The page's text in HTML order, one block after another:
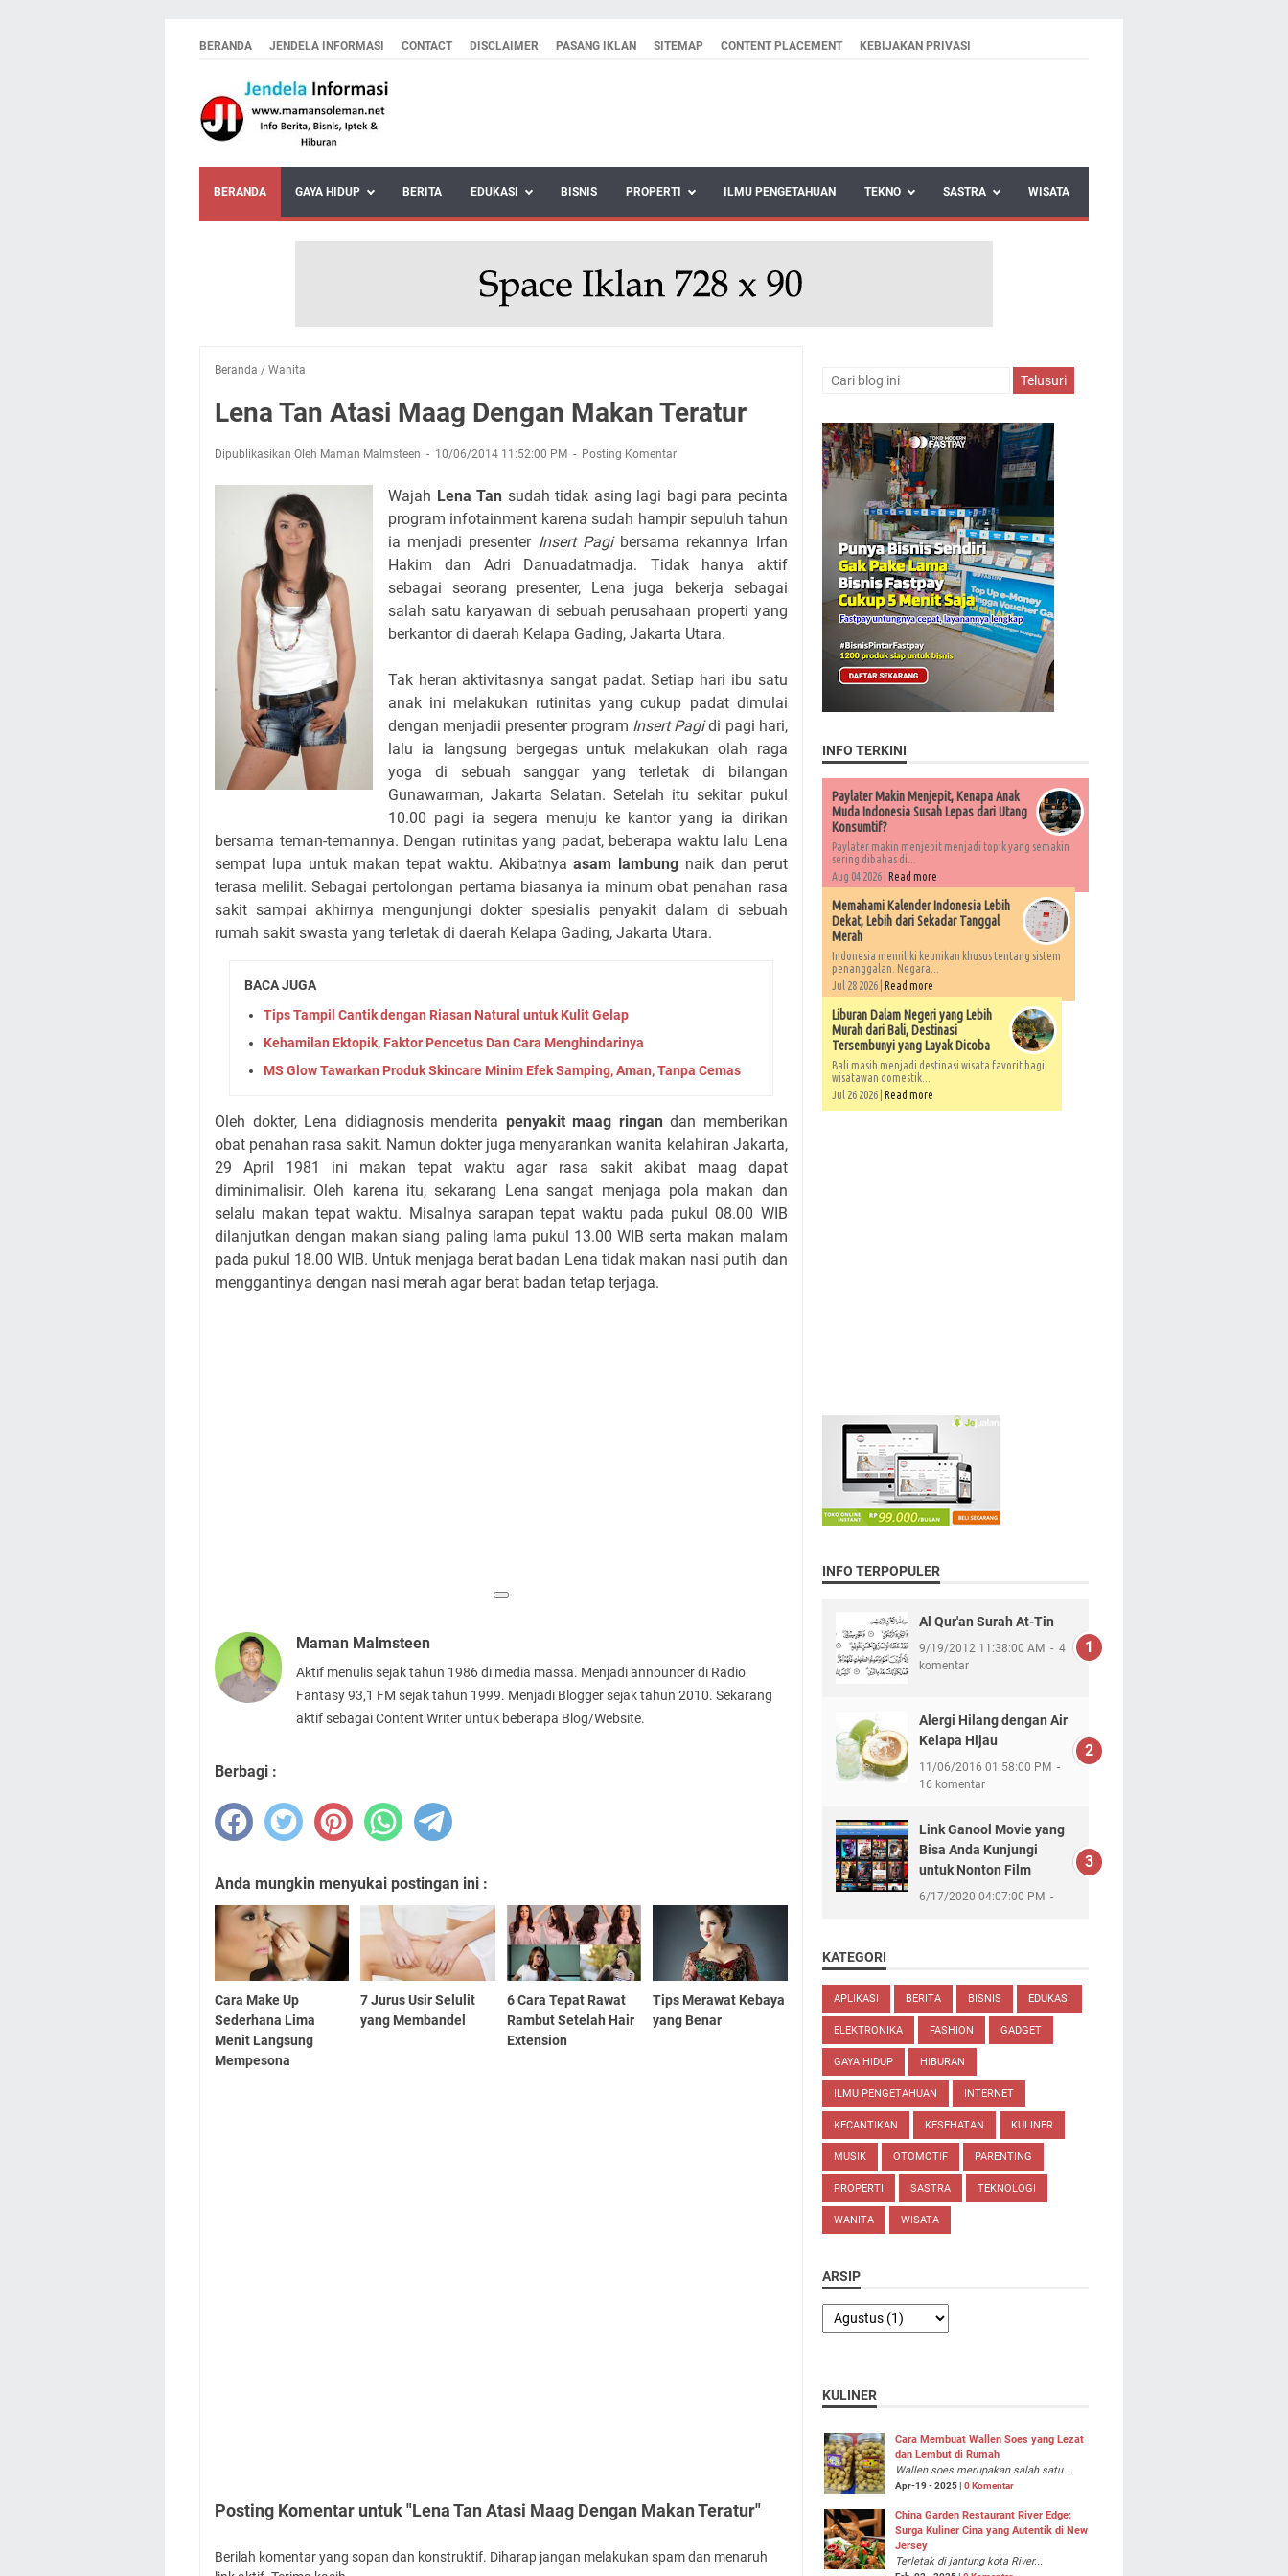
BERANDA JENDELA INFORMASI CONTACT DISCLAIMER PASANG IKLAN SITEMAP CONTENT PLACEMENT KEBIJAKAN PRIVASI
BERANDA GAYA HIDUP BERITA EDUKASI BISNIS PROPERTI ILMU PENGETAHUAN TEKNO SASTRA WISATA
Beranda / Wanita
Lena Tan Atasi Maag Dengan Makan Teratur
Dipublikasikan Oleh Maman Malmsteen 10/06/2014 11:52:00 PM Posting Komentar
Wajah Lena Tan sudah tidak asing lagi bagi para pecinta
program infotainment karena sudah hampir sepuluh tahun
ia menjadi presenter Insert Pagi bersama rekannya Irfan
Hakim dan Adri Danuadatmadja. Tidak hanya aktif
sebagai seorang presenter, Lena juga bekerja sebagai
salah satu karyawan di sebuah perusahaan properti yang
berkantor di daerah Kelapa Gading, Jakarta Utara.
Tak heran aktivitasnya sangat padat. Setiap hari ibu satu
anak ini melakukan rutinitas yang cukup padat dimulai
dengan menjadii presenter program Insert Pagidi pagi hari,
lalu ia langsung bergegas untuk melakukan olah raga
yoga di sebuah sanggar yang terletak di bilangan
Gunawarman, Jakarta Selatan. Setelah itu sekitar pukul
10.00 pagi ia segera menuju ke kantor yang ia dirikan
bersama teman-temannya. Dengan rutinitas yang padat, beberapa waktu lalu Lena
sempat lupa untuk makan tepat waktu. Akibatnyaasam lambung naik dan perut
terasa melilit. Sebagai pertolongan pertama biasanya ia minum obat penahan rasa
sakit sampai akhirnya mengunjungi dokter spesialis penyakit dalam di sebuah
rumah sakit swasta yang terletak di daerah Kelapa Gading, Jakarta Utara.
BACA JUGA
Tips Tampil Cantik dengan Riasan Natural untuk Kulit Gelap
Kehamilan Ektopik, Faktor Pencetus Dan Cara Menghindarinya
MS Glow Tawarkan Produk Skincare Minim Efek Samping, Aman, Tanpa Cemas
Oleh dokter, Lena didiagnosis menderita penyakit maag ringandan memberikan
obat penahan rasa sakit. Namun dokter juga menyarankan wanita kelahiran Jakarta,
29 April 1981 ini makan tepat waktu agar rasa sakit akibat maag dapat
diminimalisir. Oleh karena itu, sekarang Lena sangat menjaga pola makan dan
selalu makan tepat waktu. Misalnya sarapan tepat waktu pada pukul 08.00 WIB
dilanjutkan dengan makan siang paling lama pukul 13.00 WIB serta makan malam
pada pukul 18.00 WIB. Untuk menjaga berat badan Lena tidak makan nasi putih dan
menggantinya dengan nasi merah agar berat badan tetap terjaga.
Maman Malmsteen
Aktif menulis sejak tahun 1986 di media massa. Menjadi announcer di Radio
Fantasy 93,1 FM sejak tahun 1999. Menjadi Blogger sejak tahun 2010. Sekarang
aktif sebagai Content Writer untuk beberapa Blog/Website.
Berbagi :
Anda mungkin menyukai postingan ini :
Cara Make Up
Sederhana Lima
Menit Langsung
Mempesona
7 Jurus Usir Selulit
yang Membandel
6 Cara Tepat Rawat
Rambut Setelah Hair
Extension
Tips Merawat Kebaya
yang Benar
Posting Komentar untuk "Lena Tan Atasi Maag Dengan Makan Teratur"
Berilah komentar yang sopan dan konstruktif. Diharap jangan melakukan spam dan menaruh
INFO TERKINI
Paylater Makin Menjepit, Kenapa Anak
Muda Indonesia Susah Lepas dari Utang
Konsumtif?
Paylater makin menjepit menjadi topik yang semakin
sering dibahas di...
Aug 04 2026 | Read more
Memahami Kalender Indonesia Lebih
Dekat, Lebih dari Sekadar Tanggal
Merah
Indonesia memiliki keunikan khusus tentang sistem
penanggalan. Negara...
Jul 28 2026 | Read more
Liburan Dalam Negeri yang Lebih
Murah dari Bali, Destinasi
Tersembunyi yang Layak Dicoba
Bali masih menjadi destinasi wisata favorit bagi
wisatawan domestik...
Jul 26 2026 | Read more
INFO TERPOPULER
Al Qur'an Surah At-Tin
9/19/2012 11:38:00 AM
4
komentar
Alergi Hilang dengan Air
Kelapa Hijau
11/06/2016 01:58:00 PM
16 komentar
Link Ganool Movie yang
Bisa Anda Kunjungi
untuk Nonton Film
6/17/2020 04:07:00 PM
KATEGORI
APLIKASI BERITA BISNIS EDUKASI
ELEKTRONIKA FASHION GADGET
GAYA HIDUP HIBURAN
ILMU PENGETAHUAN INTERNET
KECANTIKAN KESEHATAN KULINER
MUSIK OTOMOTIF PARENTING
PROPERTI SASTRA TEKNOLOGI
WANITA WISATA
ARSIP
KULINER
Cara Membuat Wallen Soes yang Lezat
dan Lembut di Rumah
Wallen soes merupakan salah satu...
Apr-19 - 2025 | 0 Komentar
China Garden Restaurant River Edge:
Surga Kuliner Cina yang Autentik di New
Jersey
Terletak di jantung kota River...